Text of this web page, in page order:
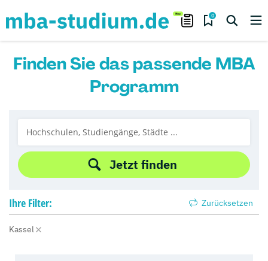
0
Finden Sie das passende MBA
Programm
Jetzt finden
Ihre Filter: Zurücksetzen
Kassel